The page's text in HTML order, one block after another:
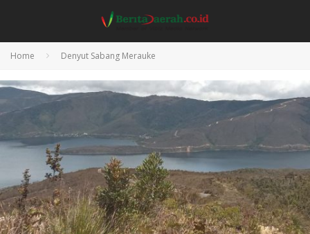
Home Denyut Sabang Merauke